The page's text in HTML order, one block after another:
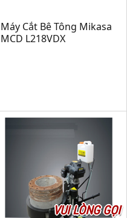
Máy Cắt Bê Tông Mikasa
MCD L218VDX
VUI LÒNG GỌI